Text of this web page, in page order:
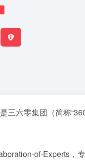
三六零集团（简称
of-Experts，